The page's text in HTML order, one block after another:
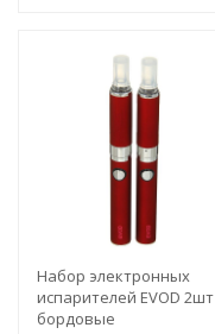
Набор электронных
испарителей EVOD 2шт
бордовые